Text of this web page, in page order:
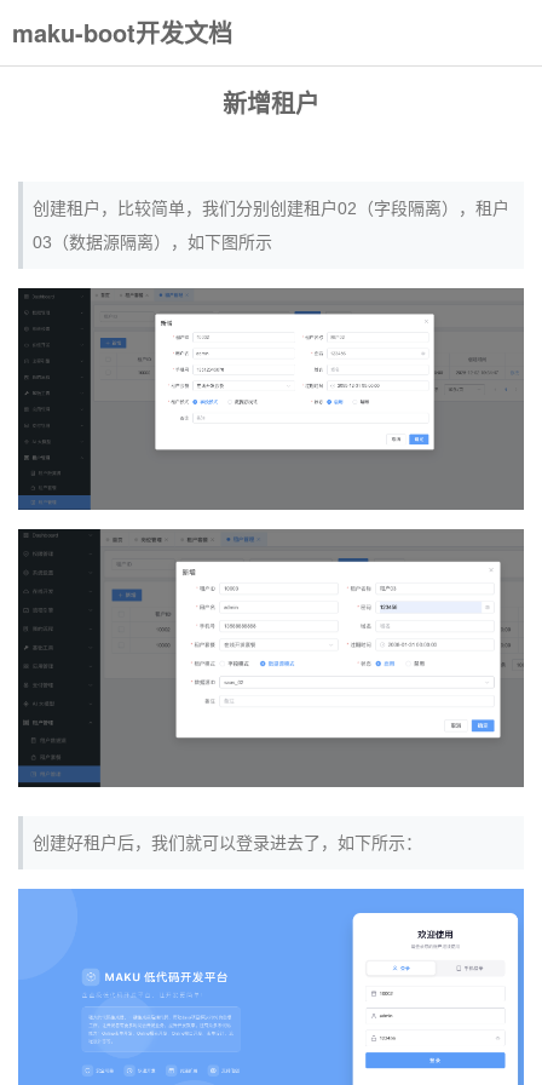
maku-boot开发文档
新增租户
创建租户，比较简单，我们分别创建租户02（字段隔离），租户
03（数据源隔离），如下图所示
创建好租户后，我们就可以登录进去了，如下所示：